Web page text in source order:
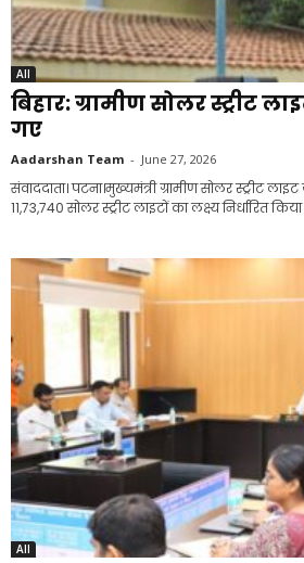
All
बिहार: ग्रामीण सोलर स्ट्रीट
गए
Aadarshan Team - June 27, 2026
संवाददाता। पटना।मुख्यमंत्री ग्रामीण सोलर स्ट्रीट
11,73,740 सोलर स्ट्रीट लाइटों का लक्ष्य निर्धारित
All